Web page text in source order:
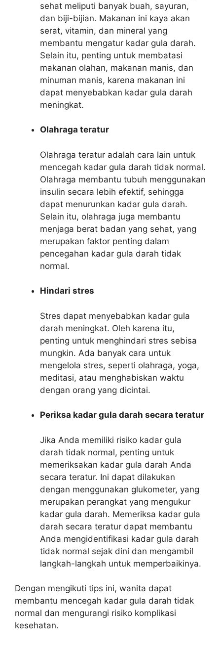
sehat meliputi banyak buah, sayuran,
dan biji-bijian. Makanan ini kaya akan
serat, vitamin, dan mineral yang
membantu mengatur kadar gula darah.
Selain itu, penting untuk membatasi
makanan olahan, makanan manis, dan
minuman manis, karena makanan ini
dapat menyebabkan kadar gula darah
meningkat.
Olahraga teratur
Olahraga teratur adalah cara lain untuk
mencegah kadar gula darah tidak normal.
Olahraga membantu tubuh menggunakan
insulin secara lebih efektif, sehingga
dapat menurunkan kadar gula darah.
Selain itu, olahraga juga membantu
menjaga berat badan yang sehat, yang
merupakan faktor penting dalam
pencegahan kadar gula darah tidak
normal.
Hindari stres
Stres dapat menyebabkan kadar gula
darah meningkat. Oleh karena itu,
penting untuk menghindari stres sebisa
mungkin. Ada banyak cara untuk
mengelola stres, seperti olahraga, yoga,
meditasi, atau menghabiskan waktu
dengan orang yang dicintai.
Periksa kadar gula darah secara teratur
Jika Anda memiliki risiko kadar gula
darah tidak normal, penting untuk
memeriksakan kadar gula darah Anda
secara teratur. Ini dapat dilakukan
dengan menggunakan glukometer, yang
merupakan perangkat yang mengukur
kadar gula darah. Memeriksa kadar gula
darah secara teratur dapat membantu
Anda mengidentifikasi kadar gula darah
tidak normal sejak dini dan mengambil
langkah-langkah untuk memperbaikinya.
Dengan mengikuti tips ini, wanita dapat
membantu mencegah kadar gula darah tidak
normal dan mengurangi risiko komplikasi
kesehatan.